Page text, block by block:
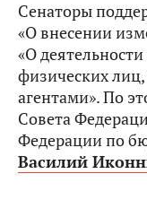
Сенаторы
«О внесении
«О
физических
агентами». По
Совета
Федерации по
Василий